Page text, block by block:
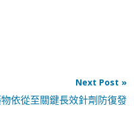
Next Post »
依從至關鍵長效針劑防復發